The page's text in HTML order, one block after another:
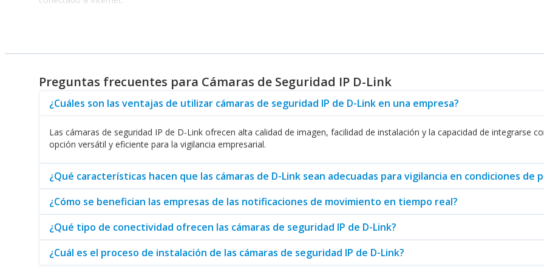
La conectividad de las Cámaras de Seguridad IP de D-Link permite que usted reciba notificaciones de movimiento y eventos
lo que sucede en su espacio vigilado. Esta función es especialmente útil para gestionar la seguridad de grandes áreas, como
constante puede ser un reto.
Además, al explorar la oferta de D-Link, usted encontrará una gama diversificada de productos complementarios, como los
seguridad y gestión de red. Sus soluciones están diseñadas para fomentar un entorno seguro y funcional, adaptándose a las
Por otro lado, D-Link también ofrece productos comoTarjetas y Módulos de Redque pueden mejorar la conectividad y el
Por último, no debe pasar por alto las soluciones de conectividad que D-Link proporciona, tales como los sistemas de
permitiendo que las Cámaras de Seguridad IP mantengan una señal fuerte y constante, esencial para la transmisión de video
Preguntas frecuentes para Cámaras de Seguridad IP D-Link
¿Cuáles son las ventajas de utilizar cámaras de seguridad IP de D-Link en una empresa?
Las cámaras de seguridad IP de D-Link ofrecen alta calidad de imagen, facilidad de instalación y la capacidad de integrarse
opción versátil y eficiente para la vigilancia empresarial.
¿Qué características hacen que las cámaras de D-Link sean adecuadas para vigilancia en condiciones de
¿Cómo se benefician las empresas de las notificaciones de movimiento en tiempo real?
¿Qué tipo de conectividad ofrecen las cámaras de seguridad IP de D-Link?
¿Cuál es el proceso de instalación de las cámaras de seguridad IP de D-Link?